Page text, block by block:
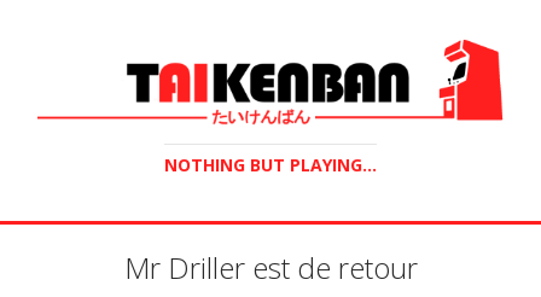
NOTHING BUT PLAYING...
Mr Driller est de retour